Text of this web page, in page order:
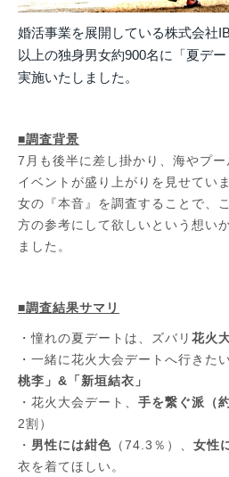
婚活事業を展開している株式会社
以上の独身男女約900名に「夏デ
実施いたしました。
■調査背景
7月も後半に差し掛かり、海やプ
イベントが盛り上がりを見せてい
女の『本音』を調査することで、
方の参考にして欲しいという想い
ました。
■調査結果サマリ
・憧れの夏デートは、ズバリ 花火
・一緒に花火大会デートへ行きた
桃李」&「新垣結衣」
・花火大会デート、 手を繋ぐ派（
2割）
・ 男性には紺色 （74.3％）、 女性
衣を着てほしい。